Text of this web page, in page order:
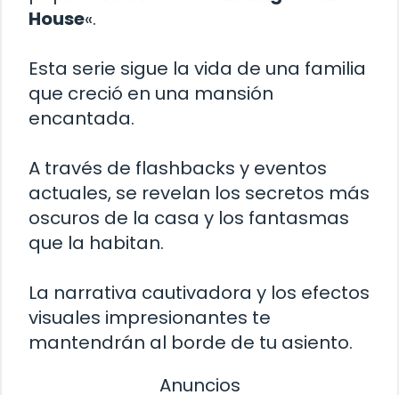
House«.
Esta serie sigue la vida de una familia
que creció en una mansión
encantada.
A través de flashbacks y eventos
actuales, se revelan los secretos más
oscuros de la casa y los fantasmas
que la habitan.
La narrativa cautivadora y los efectos
visuales impresionantes te
mantendrán al borde de tu asiento.
Anuncios